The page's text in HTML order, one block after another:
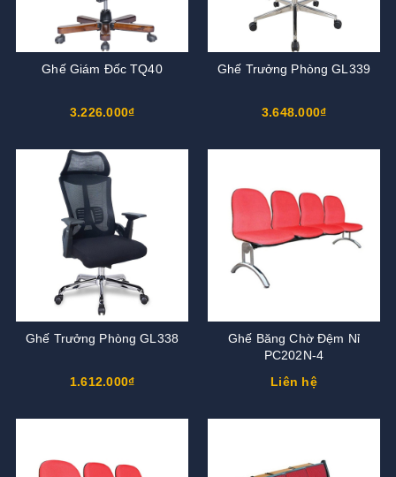
Ghế Giám Đốc TQ40
3.226.000₫
Ghế Trưởng Phòng GL339
3.648.000₫
Ghế Trưởng Phòng GL338
1.612.000₫
Ghế Băng Chờ Đệm Nỉ
PC202N-4
Liên hệ